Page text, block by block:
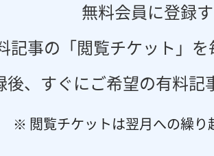
無料会員に登録
記事の「閲覧チケット」
後、すぐにご希望の有料記
※ 閲覧チケットは翌月への繰り